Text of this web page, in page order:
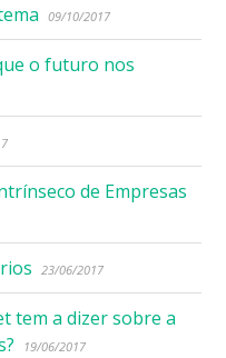
09/10/2017
o futuro nos
de Empresas
23/06/2017
tem a dizer sobre a
19/06/2017